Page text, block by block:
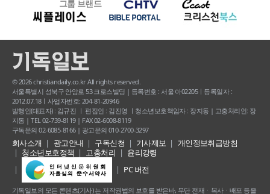
그룹 브랜드
© 2026 christiandaily.co.kr All rights reserved.
서울특별시 성북구 안암로 53 크로스빌딩 | 등록번호 : 서울 아02205ㅣ등록일자 :
2012.07.18ㅣ사업자번호: 204-81-20946
발행인(대표자) : 김규진 ㅣ 편집인 : 김진영 ㅣ청소년보호책임자 : 장지동 | 고충처리인: 장
지동 | TEL 02-739-8119 | FAX 02-6008-8119
구독문의 02-6085-8166 | 광고문의 010-2700-3297
회사소개 광고안내 구독신청 기사제보
개인정보취급방침
청소년보호정책
고충처리
윤리강령
PC 버전
기독일보의 모든 콘텐츠(기사) 는 저작권법의 보호를 받은바, 무단 전재ㆍ복사ㆍ배포 등을